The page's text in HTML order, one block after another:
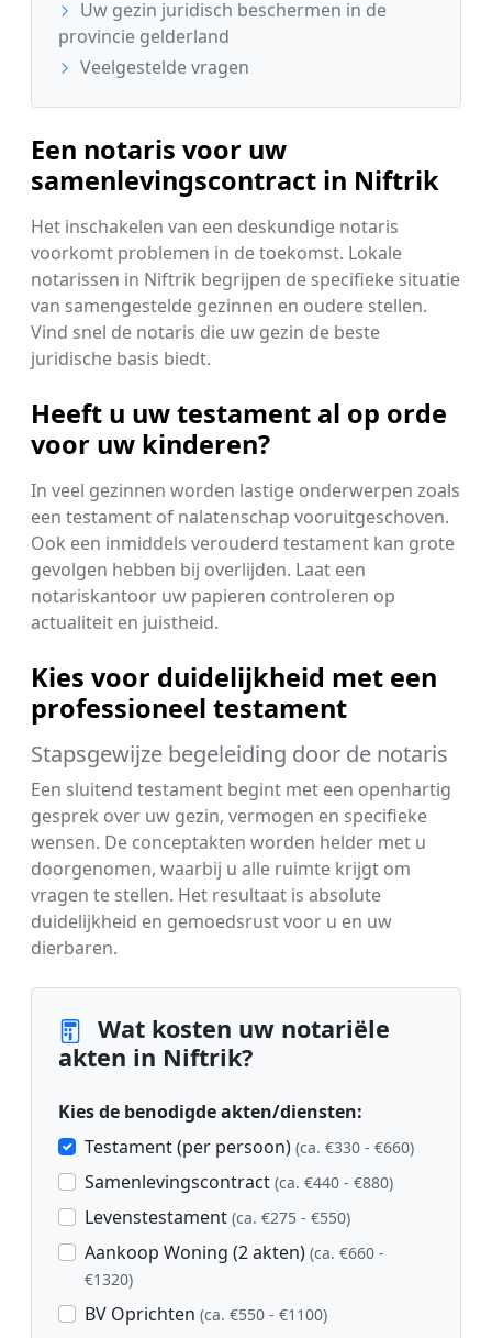
Uw gezin juridisch beschermen in de
provincie gelderland
Veelgestelde vragen
Een notaris voor uw
samenlevingscontract in Niftrik
Het inschakelen van een deskundige notaris
voorkomt problemen in de toekomst. Lokale
notarissen in Niftrik begrijpen de specifieke situatie
van samengestelde gezinnen en oudere stellen.
Vind snel de notaris die uw gezin de beste
juridische basis biedt.
Heeft u uw testament al op orde
voor uw kinderen?
In veel gezinnen worden lastige onderwerpen zoals
een testament of nalatenschap vooruitgeschoven.
Ook een inmiddels verouderd testament kan grote
gevolgen hebben bij overlijden. Laat een
notariskantoor uw papieren controleren op
actualiteit en juistheid.
Kies voor duidelijkheid met een
professioneel testament
Stapsgewijze begeleiding door de notaris
Een sluitend testament begint met een openhartig
gesprek over uw gezin, vermogen en specifieke
wensen. De conceptakten worden helder met u
doorgenomen, waarbij u alle ruimte krijgt om
vragen te stellen. Het resultaat is absolute
duidelijkheid en gemoedsrust voor u en uw
dierbaren.
Wat kosten uw notariële
akten in Niftrik?
Kies de benodigde akten/diensten:
Testament (per persoon) (ca. €330 - €660)
Samenlevingscontract (ca. €440 - €880)
Levenstestament (ca. €275 - €550)
Aankoop Woning (2 akten) (ca. €660 -
€1320)
BV Oprichten (ca. €550 - €1100)